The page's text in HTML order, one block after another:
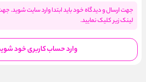
جهت ارسال و دیدگاه خود باید ابتدا وارد سایت شوید.
لینک زیر کلیک نمایید.
وارد حساب کاربری خود